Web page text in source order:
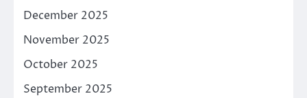
December 2025
November 2025
October 2025
September 2025